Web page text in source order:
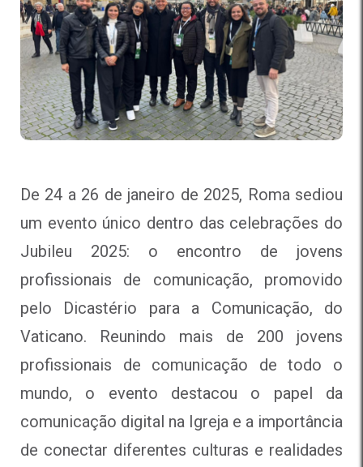
De 24 a 26 de janeiro de 2025, Roma sediou
um evento único dentro das celebrações do
Jubileu 2025: o encontro de jovens
profissionais de comunicação, promovido
pelo Dicastério para a Comunicação, do
Vaticano. Reunindo mais de 200 jovens
profissionais de comunicação de todo o
mundo, o evento destacou o papel da
comunicação digital na Igreja e a importância
de conectar diferentes culturas e realidades